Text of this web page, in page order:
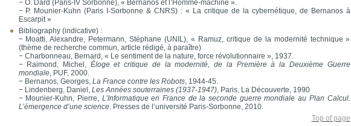
− O. Dard (Paris-IV Sorbonne), « Bernanos et l’Homme-machine ».
− P. Mounier-Kuhn (Paris I-Sorbonne & CNRS) : « La critique de la cybernétique, de Bernanos à
Escarpit »
Bibliography (indicative) :
− Moatti, Alexandre, Petermann, Stéphane (UNIL), « Ramuz, critique de la modernité technique »
(thème de recherche commun, article rédigé, à paraître)
− Charbonneau, Bernard, « Le sentiment de la nature, force révolutionnaire », 1937.
− Raimond, Michel, Éloge et critique de la modernité, de la Première à la Deuxième Guerre
mondiale, PUF, 2000.
− Bernanos, Georges, La France contre les Robots, 1944-45.
− Lindenberg, Daniel, Les Années souterraines (1937-1947), Paris, La Découverte, 1990
− Mounier-Kuhn, Pierre, L’Informatique en France de la seconde guerre mondiale au Plan Calcul.
L’émergence d’une science. Presses de l’université Paris-Sorbonne, 2010.
Top of page